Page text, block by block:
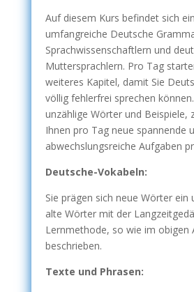
Auf diesem Kurs befindet sich
umfangreiche Deutsche
Sprachwissenschaftlern und
Muttersprachlern. Pro Tag
weiteres Kapitel, damit Sie
völlig fehlerfrei sprechen
unzählige Wörter und Beispiele,
Ihnen pro Tag neue spannende
abwechslungsreiche Aufgaben
Deutsche-Vokabeln:
Sie prägen sich neue Wörter ein
alte Wörter mit der
Lernmethode, so wie im obigen
beschrieben.
Texte und Phrasen: